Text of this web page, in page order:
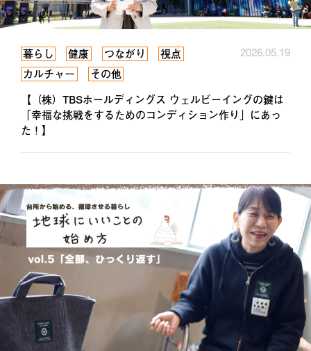
暮らし 健康 つながり
視点
カルチャー
その他
2026.05.19
【（株）TBSホールディングス ウェルビーイングの鍵は
「幸福な挑戦をするためのコンディション作り」にあっ
た！】